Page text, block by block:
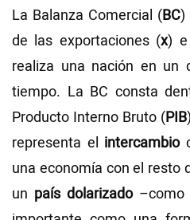
La Balanza Comercial (BC)
de las exportaciones (x) e
realiza una nación en un
tiempo. La BC consta
Producto Interno Bruto (PIB
representa el intercambio
una economía con el resto
un país dolarizado–como